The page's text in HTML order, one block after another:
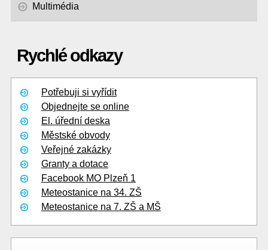
Multimédia
Rychlé odkazy
Potřebuji si vyřídit
Objednejte se online
El. úřední deska
Městské obvody
Veřejné zakázky
Granty a dotace
Facebook MO Plzeň 1
Meteostanice na 34. ZŠ
Meteostanice na 7. ZŠ a MŠ